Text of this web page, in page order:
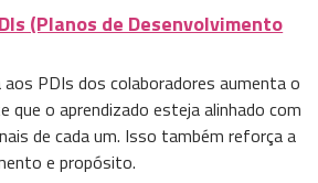
(Planos de Desenvolvimento
PDIs dos colaboradores aumenta o
que o aprendizado esteja alinhado com
de cada um. Isso também reforça a
e propósito.